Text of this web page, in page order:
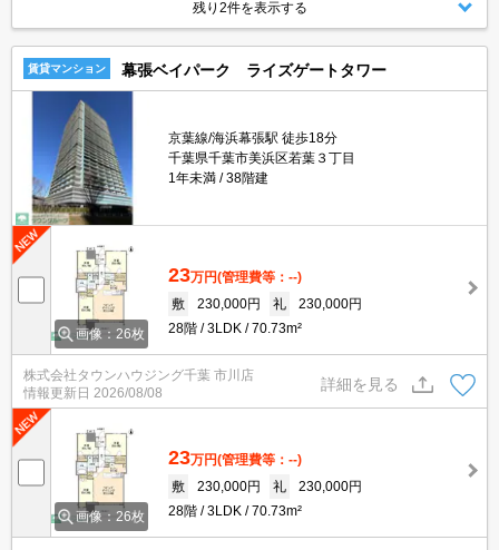
残り2件を表示する
賃貸マンション 幕張ベイパーク ライズゲートタワー
京葉線/海浜幕張駅 徒歩18分
千葉県千葉市美浜区若葉３丁目
1年未満
38階建
画像：26枚
23万円(管理費等：--)
敷
230,000円 礼
230,000円
28階
3LDK 70.73m²
株式会社タウンハウジング千葉 市川店
情報更新日 2026/08/08
詳細を見る
画像：26枚
23万円(管理費等：--)
敷
230,000円 礼
230,000円
28階
3LDK 70.73m²